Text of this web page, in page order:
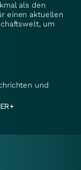
als den
einen aktuellen
um
und